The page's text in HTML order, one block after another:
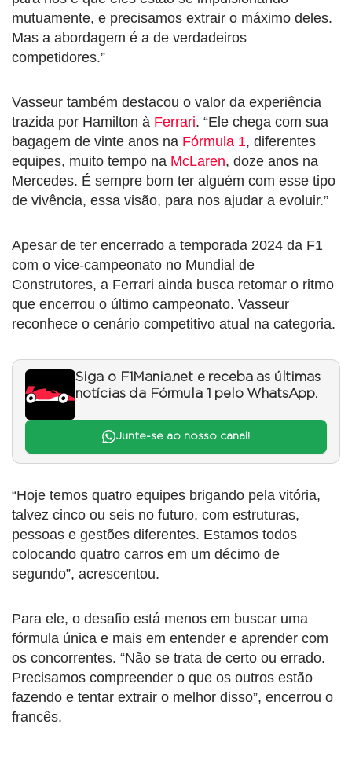
mutuamente, e precisamos extrair o máximo deles.
Mas a abordagem é a de verdadeiros
competidores.”
Vasseur também destacou o valor da experiência
trazida por Hamilton à Ferrari. “Ele chega com sua
bagagem de vinte anos na Fórmula 1, diferentes
equipes, muito tempo na McLaren, doze anos na
Mercedes. É sempre bom ter alguém com esse tipo
de vivência, essa visão, para nos ajudar a evoluir.”
Apesar de ter encerrado a temporada 2024 da F1
com o vice-campeonato no Mundial de
Construtores, a Ferrari ainda busca retomar o ritmo
que encerrou o último campeonato. Vasseur
reconhece o cenário competitivo atual na categoria.
Siga o F1Mania.net e receba as últimas
notícias da Fórmula 1 pelo WhatsApp.
Junte-se ao nosso canal!
“Hoje temos quatro equipes brigando pela vitória,
talvez cinco ou seis no futuro, com estruturas,
pessoas e gestões diferentes. Estamos todos
colocando quatro carros em um décimo de
segundo”, acrescentou.
Para ele, o desafio está menos em buscar uma
fórmula única e mais em entender e aprender com
os concorrentes. “Não se trata de certo ou errado.
Precisamos compreender o que os outros estão
fazendo e tentar extrair o melhor disso”, encerrou o
francês.